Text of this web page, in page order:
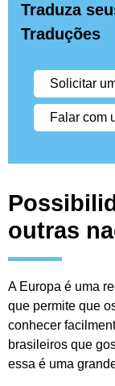
Traduza
Traduções
Solicitar
Falar com
outras
A Europa é uma
que permite que
conhecer
brasileiros que
essa é uma